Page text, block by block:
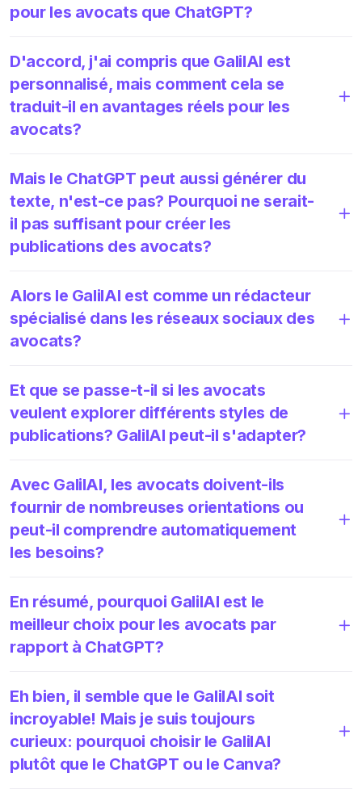
pour les avocats que ChatGPT?
D'accord, j'ai compris que GalilAI est
personnalisé, mais comment cela se
traduit-il en avantages réels pour les
avocats?
Mais le ChatGPT peut aussi générer du
texte, n'est-ce pas? Pourquoi ne serait-
il pas suffisant pour créer les
publications des avocats?
Alors le GalilAI est comme un rédacteur
spécialisé dans les réseaux sociaux des
avocats?
Et que se passe-t-il si les avocats
veulent explorer différents styles de
publications? GalilAI peut-il s'adapter?
Avec GalilAI, les avocats doivent-ils
fournir de nombreuses orientations ou
peut-il comprendre automatiquement
les besoins?
En résumé, pourquoi GalilAI est le
meilleur choix pour les avocats par
rapport à ChatGPT?
Eh bien, il semble que le GalilAI soit
incroyable! Mais je suis toujours
curieux: pourquoi choisir le GalilAI
plutôt que le ChatGPT ou le Canva?